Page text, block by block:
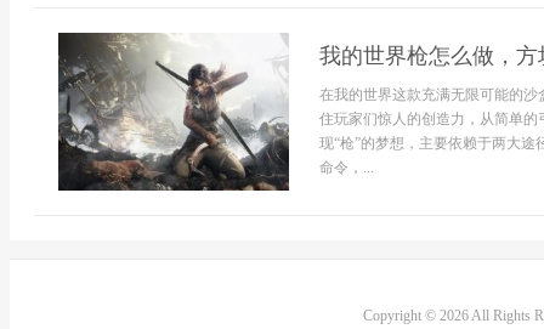
我的世界枪怎么做，
在我的世界这款充满无限可能的
住玩家们惊人的创造力，从简单
现“枪”的梦想，主要依赖于两大
命令，...
Copyright © 2026 All Rights